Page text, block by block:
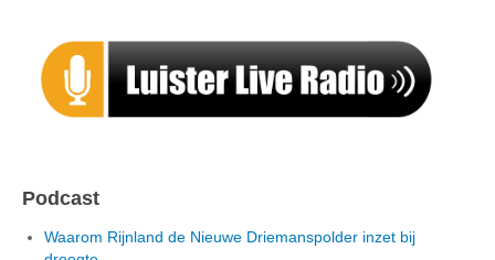
Podcast
Waarom Rijnland de Nieuwe Driemanspolder inzet bij